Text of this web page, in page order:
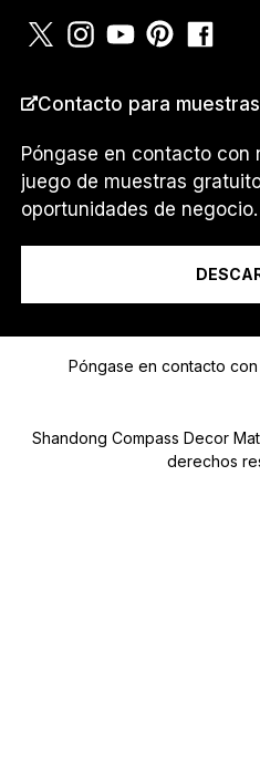
P
*
PAÍS*
Mensaje
Contacto para
Póngase en contacto con
juego de muestras
oportunidades de negocio.
Póngase en contacto
Shandong Compass Decor
derechos